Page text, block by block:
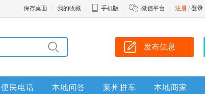
注册 / 登录
保存桌面 我的收藏 手机版 微信平台
发布信息
便民电话 本地问答 莱州拼车 本地商家